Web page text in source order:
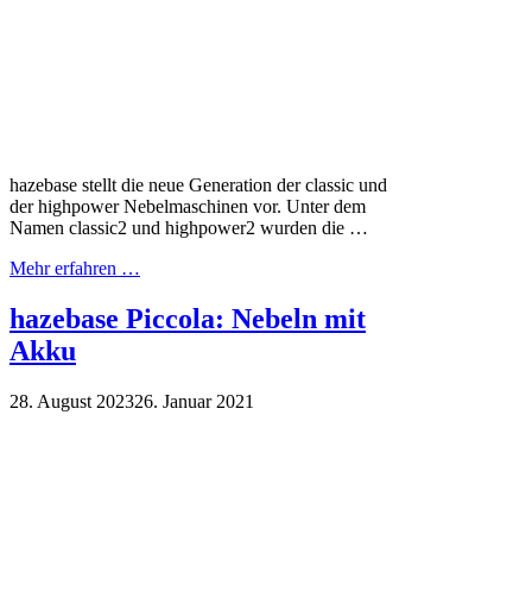
hazebase stellt die neue Generation der classic und
der highpower Nebelmaschinen vor. Unter dem
Namen classic2 und highpower2 wurden die …
Mehr erfahren …
hazebase Piccola: Nebeln mit
Akku
28. August 202326. Januar 2021